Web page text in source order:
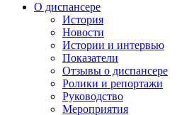
О диспансере
История
Новости
Истории и интервью
Показатели
Отзывы о диспансере
Ролики и репортажи
Руководство
Мероприятия